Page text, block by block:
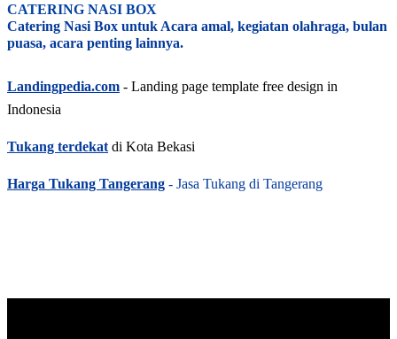
CATERING NASI BOX
Catering Nasi Box untuk Acara amal, kegiatan olahraga, bulan
puasa, acara penting lainnya.
Landingpedia.com - Landing page template free design in
Indonesia
Tukang terdekat di Kota Bekasi
Harga Tukang Tangerang - Jasa Tukang di Tangerang